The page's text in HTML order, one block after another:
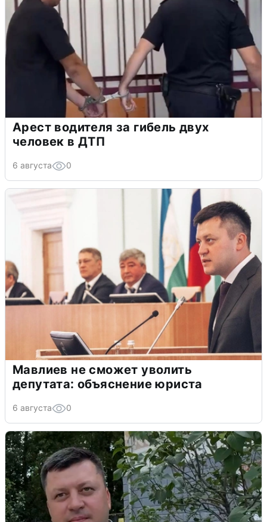
Арест водителя за гибель двух
человек в ДТП
6 августа 0
Мавлиев не сможет уволить
депутата: объяснение юриста
6 августа 0